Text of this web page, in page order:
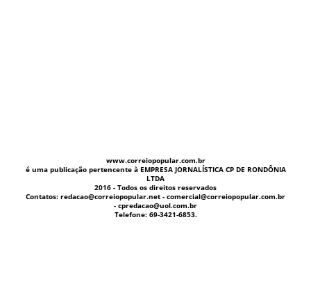
www.correiopopular.com.br
é uma publicação pertencente à EMPRESA JORNALÍSTICA CP DE RONDÔNIA
LTDA
2016 - Todos os direitos reservados
Contatos: redacao@correiopopular.net - comercial@correiopopular.com.br
- cpredacao@uol.com.br
Telefone: 69-3421-6853.